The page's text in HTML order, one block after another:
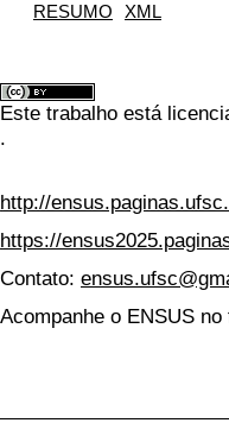
RESUMO XML
Este trabalho está
.
http://
https://
Contato:
Acompanhe o ENSUS